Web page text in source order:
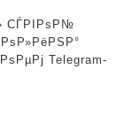
РЅР°
СЃРІРѕР№
Telegram-